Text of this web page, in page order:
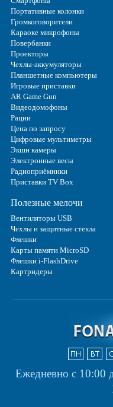
Портативные колонки
Громкоговорители
Караоке микрофоны
Повербанки
Проекторы
Чехлы-аккумуляторы
Планшетные компьютеры
Игровые приставки
AR Game Gun
Видеодомофоны
Рации
Цена по запросу
Цифровые мультиметры
Экшн камеры
Электронные весы
Радиоприёмники
Приставки TV Box
Полезные мелочи
Вентиляторы USB
Чехлы и защитные стекла
Флешки
Карты памяти MicroSD
Флешки i-FlashDrive
Картридеры
Ежедневно с 10:00